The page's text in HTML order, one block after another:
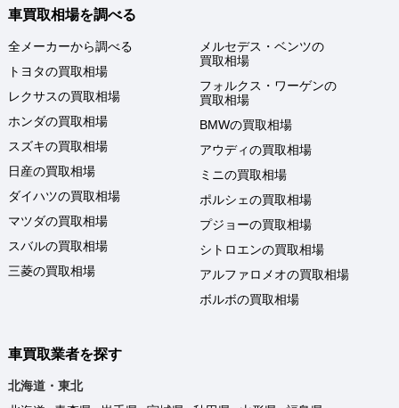
車買取相場を調べる
全メーカーから調べる
トヨタの買取相場
レクサスの買取相場
ホンダの買取相場
スズキの買取相場
日産の買取相場
ダイハツの買取相場
マツダの買取相場
スバルの買取相場
三菱の買取相場
メルセデス・ベンツの
買取相場
フォルクス・ワーゲンの
買取相場
BMWの買取相場
アウディの買取相場
ミニの買取相場
ポルシェの買取相場
プジョーの買取相場
シトロエンの買取相場
アルファロメオの買取相場
ボルボの買取相場
車買取業者を探す
北海道・東北